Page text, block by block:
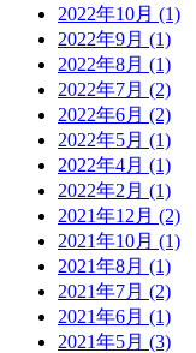
2022年10月 (1)
2022年9月 (1)
2022年8月 (1)
2022年7月 (2)
2022年6月 (2)
2022年5月 (1)
2022年4月 (1)
2022年2月 (1)
2021年12月 (2)
2021年10月 (1)
2021年8月 (1)
2021年7月 (2)
2021年6月 (1)
2021年5月 (3)